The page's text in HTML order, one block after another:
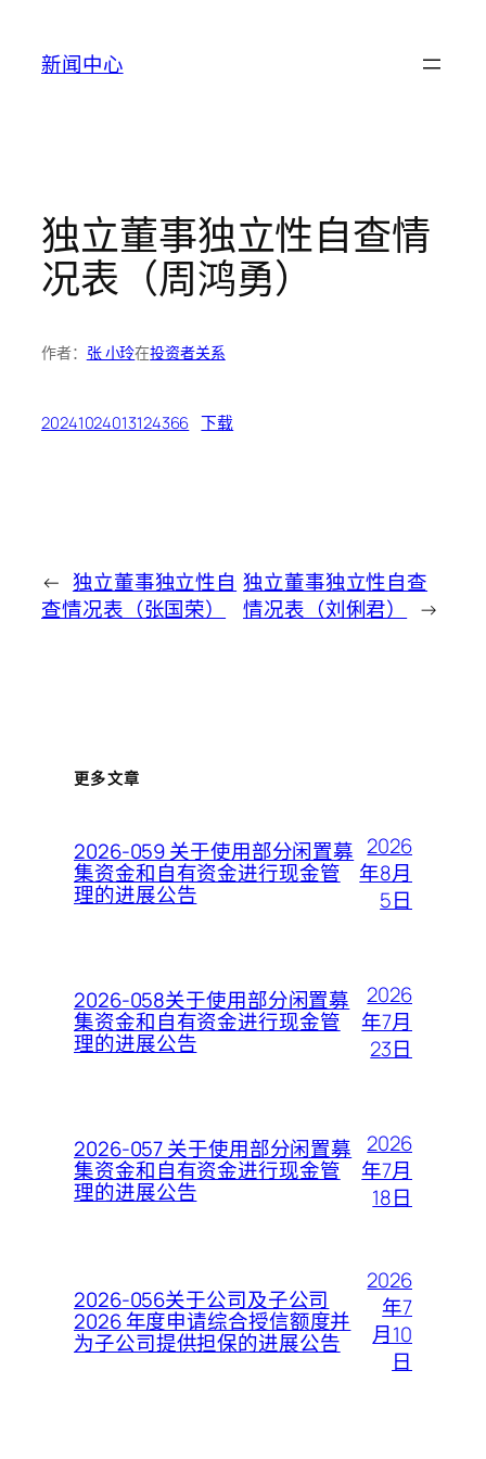
新闻中心
独立董事独立性自查情
况表（周鸿勇）
作者： 张 小玲在投资者关系
20241024013124366 下载
← 独立董事独立性自
查情况表（张国荣）
独立董事独立性自查
情况表（刘俐君）
→
更多文章
2026-059 关于使用部分闲置募
集资金和自有资金进行现金管
理的进展公告
2026
年8月
5日
2026-058关于使用部分闲置募
集资金和自有资金进行现金管
理的进展公告
2026
年7月
23日
2026-057 关于使用部分闲置募
集资金和自有资金进行现金管
理的进展公告
2026
年7月
18日
2026-056关于公司及子公司
2026 年度申请综合授信额度并
为子公司提供担保的进展公告
2026
年7
月10
日